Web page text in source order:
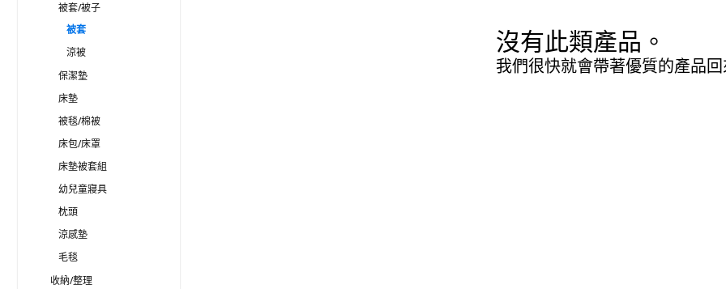
被套/被子
被套
涼被
保潔墊
床墊
被毯/棉被
床包/床罩
床墊被套組
幼兒童寢具
枕頭
涼感墊
毛毯
收納/整理
沒有此類產品。
我們很快就會帶著優質的產品